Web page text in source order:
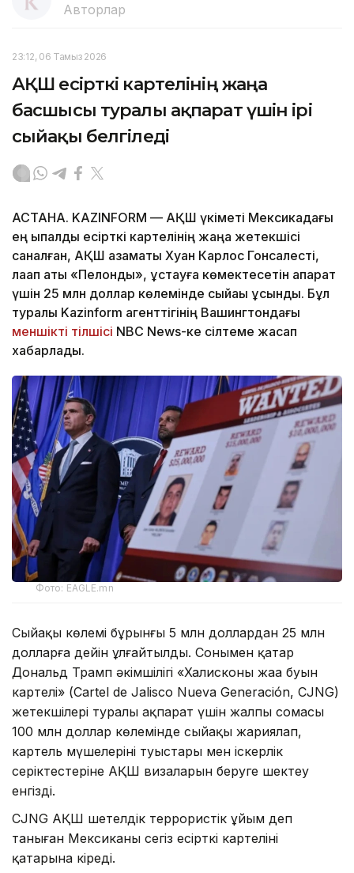
Авторлар
23:12, 06 Тамыз 2026
АҚШ есірткі картелінің жаңа
басшысы туралы ақпарат үшін ірі
сыйақы белгіледі
АСТАНА. KAZINFORM — АҚШ үкіметі Мексикадағы
ең ықпалды есірткі картелінің жаңа жетекшісі
саналған, АҚШ азаматы Хуан Карлос Гонсалесті,
лақап аты «Пелонды», ұстауға көмектесетін ақпарат
үшін 25 млн доллар көлемінде сыйақы ұсынды. Бұл
туралы Kazinform агенттігінің Вашингтондағы
меншікті тілшісі NBC News-ке сілтеме жасап
хабарлады.
Фото: EAGLE.mn
Сыйақы көлемі бұрынғы 5 млн доллардан 25 млн
долларға дейін ұлғайтылды. Сонымен қатар
Дональд Трамп әкімшілігі «Халисконың жаңа буын
картелі» (Cartel de Jalisco Nueva Generación, CJNG)
жетекшілері туралы ақпарат үшін жалпы сомасы
100 млн доллар көлемінде сыйақы жариялап,
картель мүшелерінің туыстары мен іскерлік
серіктестеріне АҚШ визаларын беруге шектеу
енгізді.
CJNG АҚШ шетелдік террористік ұйым деп
таныған Мексиканың сегіз есірткі картелінің
қатарына кіреді.